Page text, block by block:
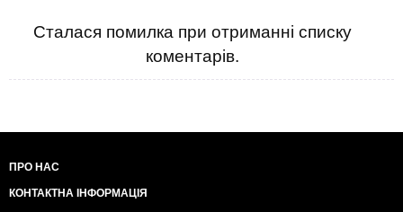
Сталася помилка при отриманні списку
коментарів.
ПРО НАС
КОНТАКТНА ІНФОРМАЦІЯ